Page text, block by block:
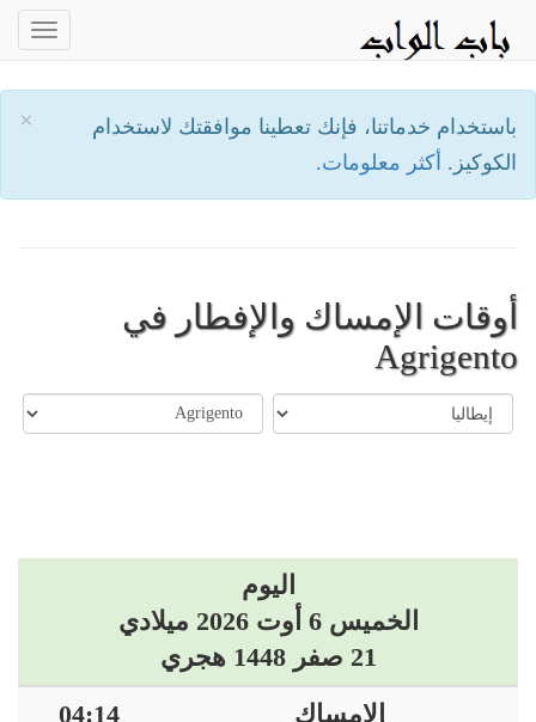
×
باستخدام خدماتنا، فإنك تعطينا موافقتك لاستخدام
الكوكيز. أكثر معلومات.
أوقات الإمساك والإفطار في
Agrigento
اليوم
الخميس 6 أوت 2026 ميلادي
21 صفر 1448 هجري
الإمساك
04:14